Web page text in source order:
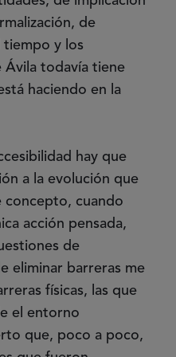
de
tiempo y los
Ávila todavía tiene
haciendo en la
hay que
a la evolución que
concepto, cuando
acción pensada,
de
eliminar barreras me
físicas, las que
el entorno
que, poco a poco,